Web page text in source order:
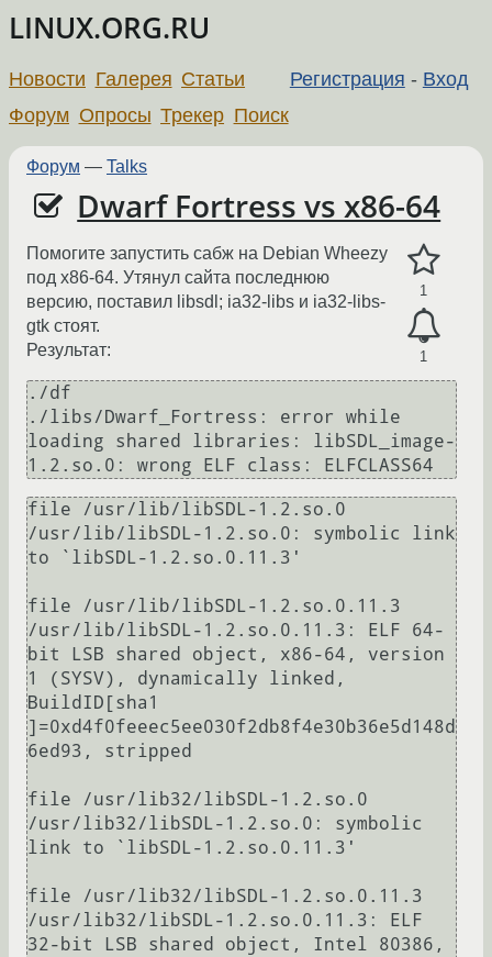
LINUX.ORG.RU
Регистрация - Вход
Новости Галерея Статьи
Форум Опросы Трекер Поиск
Форум — Talks
Dwarf Fortress vs x86-64
1
1
Помогите запустить сабж на Debian Wheezy
под x86-64. Утянул сайта последнюю
версию, поставил libsdl; ia32-libs и ia32-libs-
gtk стоят.
Результат:
./df
./libs/Dwarf_Fortress: error while
loading shared libraries: libSDL_image-
file /usr/lib/libSDL-1.2.so.0
/usr/lib/libSDL-1.2.so.0: symbolic link
to `libSDL-1.2.so.0.11.3'
file /usr/lib/libSDL-1.2.so.0.11.3
/usr/lib/libSDL-1.2.so.0.11.3: ELF 64-
bit LSB shared object, x86-64, version
1 (SYSV), dynamically linked,
BuildID[sha1
]=0xd4f0feeec5ee030f2db8f4e30b36e5d148d
6ed93, stripped
file /usr/lib32/libSDL-1.2.so.0
/usr/lib32/libSDL-1.2.so.0: symbolic
link to `libSDL-1.2.so.0.11.3'
file /usr/lib32/libSDL-1.2.so.0.11.3
/usr/lib32/libSDL-1.2.so.0.11.3: ELF
32-bit LSB shared object, Intel 80386,